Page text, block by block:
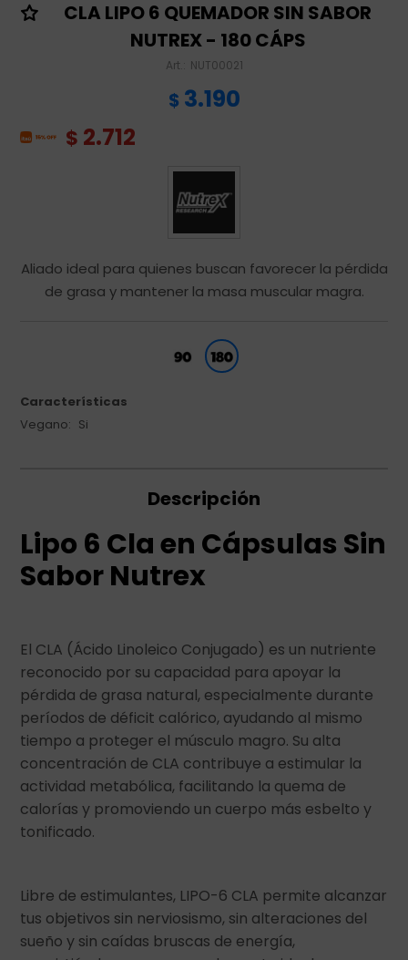
CLA LIPO 6 QUEMADOR SIN SABOR
NUTREX - 180 CÁPS
NUT00021
$ 3.190
$ 2.712
Aliado ideal para quienes buscan favorecer la pérdida
de grasa y mantener la masa muscular magra.
Características
Vegano
Si
Descripción
Lipo 6 Cla en Cápsulas Sin
Sabor Nutrex
El CLA (Ácido Linoleico Conjugado) es un nutriente
reconocido por su capacidad para apoyar la
pérdida de grasa natural, especialmente durante
períodos de déficit calórico, ayudando al mismo
tiempo a proteger el músculo magro. Su alta
concentración de CLA contribuye a estimular la
actividad metabólica, facilitando la quema de
calorías y promoviendo un cuerpo más esbelto y
tonificado.
Libre de estimulantes, LIPO-6 CLA permite alcanzar
tus objetivos sin nerviosismo, sin alteraciones del
sueño y sin caídas bruscas de energía,